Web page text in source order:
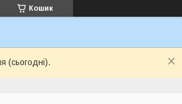
Кошик
(сьогодні).